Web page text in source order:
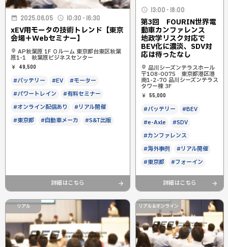
2025.06.05 10:30 - 16:30
xEV用モータの技術トレンド【東京
会場＋Webセミナー】
AP秋葉原 1F Ｏルーム 東京都台東区秋葉
原1-1 秋葉原ビジネスセンター
49,500
#バッテリー #EV
#モーター
#パワートレイン
#有料セミナー
#オンライン配信あり
#リアル開催
#東京都
#自動車メーカ #S&T出版
詳細はこちら
13:00 - 18:00
第3回 FOURIN世界電
動車カンファレンス
地政学リスク対応で
BEV化に濃淡、SDV対
応は待ったなし
品川シーズンテラスホール
〒108-0075 東京都港区港
南1-2-70 品川シーズンテラス
タワー棟 3F
55,000
#バッテリー
#BEV
#e-Axle
#SDV
#カンファレンス
#海外事例
#リアル開催
#東京都
#フォーイン
詳細はこちら
リアル リアル&オンライン